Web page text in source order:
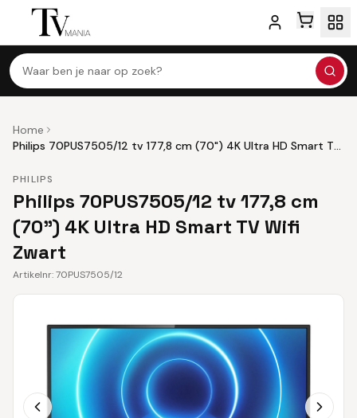
Waar ben je naar op zoek?
Home
Philips 70PUS7505/12 tv 177,8 cm (70") 4K Ultra HD Smart TV
PHILIPS
Philips 70PUS7505/12 tv 177,8 cm
(70") 4K Ultra HD Smart TV Wifi
Zwart
Artikelnr:70PUS7505/12